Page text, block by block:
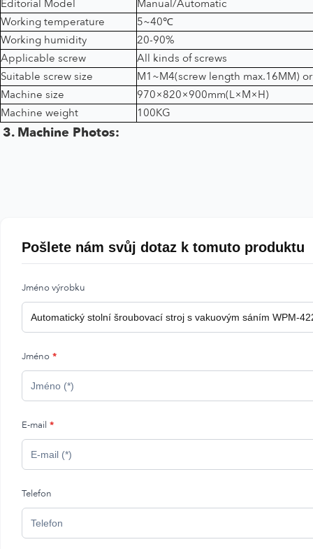
Editorial Model
Manual/Automatic
Working temperature
5~40℃
Working humidity
20-90%
Applicable screw
All kinds of screws
Suitable screw size
M1~M4(screw length max.16MM)
Machine size
970×820×900mm(L×M×H)
Machine weight
100KG
3. Machine Photos:
Pošlete nám svůj dotaz k tomuto produktu
Jméno výrobku
Jméno *
E-mail *
Telefon